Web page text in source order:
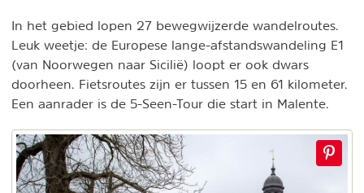
In het gebied lopen 27 bewegwijzerde wandelroutes.
Leuk weetje: de Europese lange-afstandswandeling E1
(van Noorwegen naar Sicilië) loopt er ook dwars
doorheen. Fietsroutes zijn er tussen 15 en 61 kilometer.
Een aanrader is de 5-Seen-Tour die start in Malente.